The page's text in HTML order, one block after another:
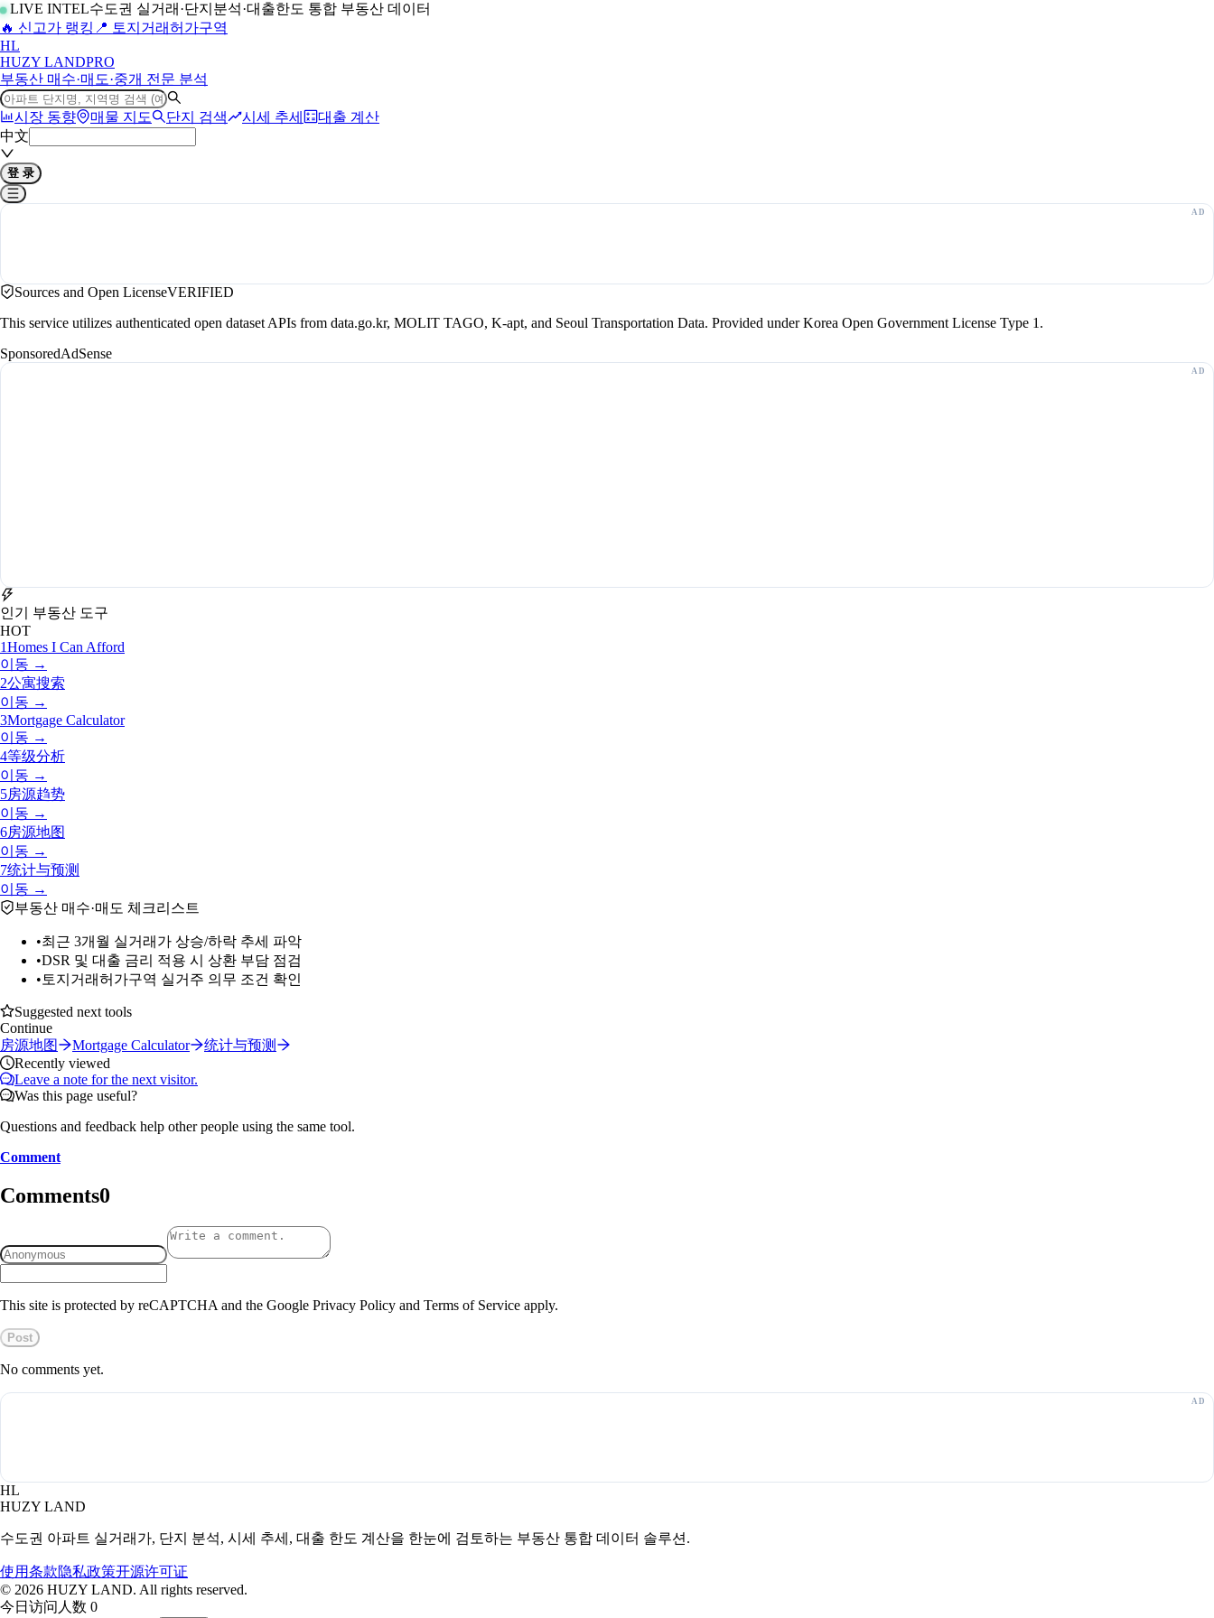
LIVE INTEL수도권 실거래·단지분석·대출한도 통합 부동산 데이터
🔥 신고가 랭킹 📍 토지거래허가구역
HL
HUZY LANDPRO
부동산 매수·매도·중개 전문 분석
시장 동향 매물 지도 단지 검색 시세 추세
대출 계산
中文
登 录
Sources and Open LicenseVERIFIED
This service utilizes authenticated open dataset APIs from data.go.kr, MOLIT TAGO, K-apt, and Seoul Transportation Data. Provided under Korea Open Government License Type 1.
SponsoredAdSense
인기 부동산 도구
HOT
1Homes I Can Afford
이동 →
2公寓搜索
이동 →
3Mortgage Calculator
이동 →
4等级分析
이동 →
5房源趋势
이동 →
6房源地图
이동 →
7统计与预测
이동 →
부동산 매수·매도 체크리스트
•최근 3개월 실거래가 상승/하락 추세 파악
•DSR 및 대출 금리 적용 시 상환 부담 점검
• 토지거래허가구역 실거주 의무 조건 확인
Suggested next tools
Continue
房源地图
Mortgage Calculator
统计与预测
Recently viewed
Leave a note for the next visitor.
Was this page useful?
Questions and feedback help other people using the same tool.
Comment
Comments0
This site is protected by reCAPTCHA and the Google Privacy Policy and Terms of Service apply.
Post
No comments yet.
HL
HUZY LAND
수도권 아파트 실거래가, 단지 분석, 시세 추세, 대출 한도 계산을 한눈에 검토하는 부동산 통합 데이터 솔루션.
使用条款隐私政策开源许可证
© 2026 HUZY LAND. All rights reserved.
今日访问人数 0